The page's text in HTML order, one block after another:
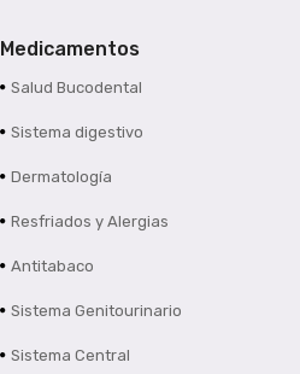
Medicamentos
Salud Bucodental
Sistema digestivo
Dermatología
Resfriados y Alergias
Antitabaco
Sistema Genitourinario
Sistema Central